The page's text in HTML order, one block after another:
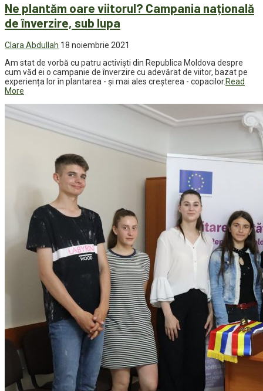
Ne plantăm oare viitorul? Campania națională
de înverzire, sub lupa
Clara Abdullah 18 noiembrie 2021
Am stat de vorbă cu patru activiști din Republica Moldova despre
cum văd ei o campanie de înverzire cu adevărat de viitor, bazat pe
experiența lor în plantarea - și mai ales creșterea - copacilor. Read
More